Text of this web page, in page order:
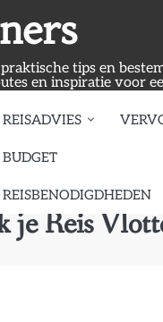
tips en
en inspiratie voor
REISADVIES
BUDGET
REISBENODIGDHEDEN
Maak je Reis Vlotter
je Reis